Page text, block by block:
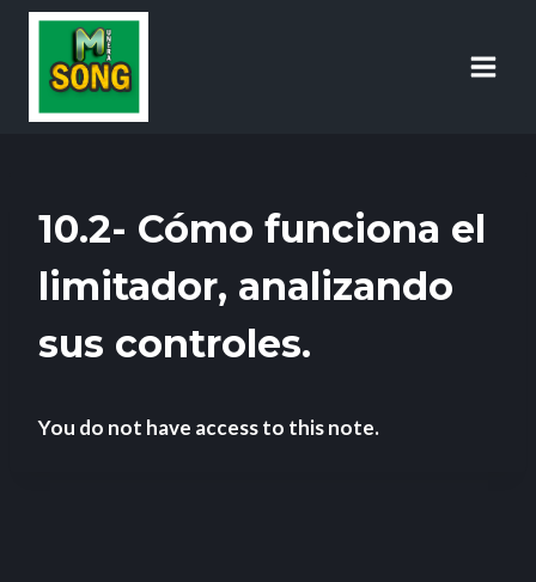
10.2- Cómo funciona el
limitador, analizando
sus controles.
You do not have access to this note.